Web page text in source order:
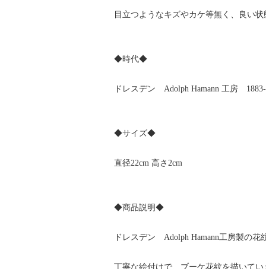
目立つようなキズやカケ等無く、良い状
◆時代◆
ドレスデン Adolph Hamann 工房
◆サイズ◆
直径22cm 高さ2cm
◆商品説明◆
ドレスデン Adolph Hamann工房製の花
丁寧な絵付けで、ブーケ花紋を描いてい